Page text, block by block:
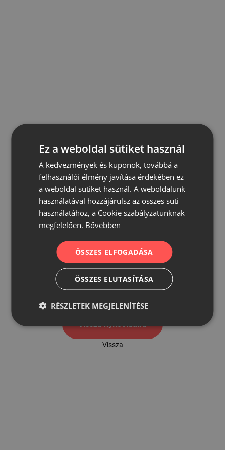
500
Vissza nyítóoldalra
Vissza
Ez a weboldal sütiket használ
A kedvezmények és kuponok, továbbá a
felhasználói élmény javítása érdekében ez
a weboldal sütiket használ. A weboldalunk
használatával hozzájárulsz az összes süti
használatához, a Cookie szabályzatunknak
megfelelően. Bővebben
ÖSSZES ELFOGADÁSA
ÖSSZES ELUTASÍTÁSA
RÉSZLETEK MEGJELENÍTÉSE